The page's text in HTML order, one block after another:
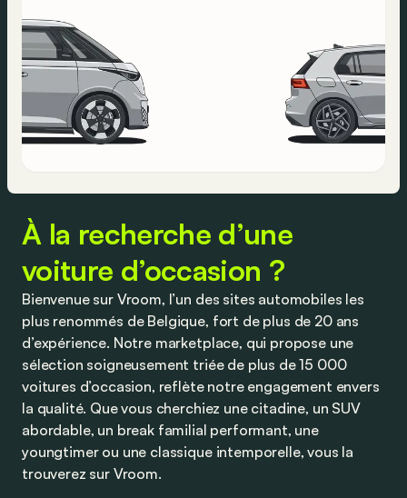
À la recherche d’une
voiture d’occasion ?
Bienvenue sur Vroom, l’un des sites automobiles les
plus renommés de Belgique, fort de plus de 20 ans
d’expérience. Notre marketplace, qui propose une
sélection soigneusement triée de plus de 15 000
voitures d’occasion, reflète notre engagement envers
la qualité. Que vous cherchiez une citadine, un SUV
abordable, un break familial performant, une
youngtimer ou une classique intemporelle, vous la
trouverez sur Vroom.